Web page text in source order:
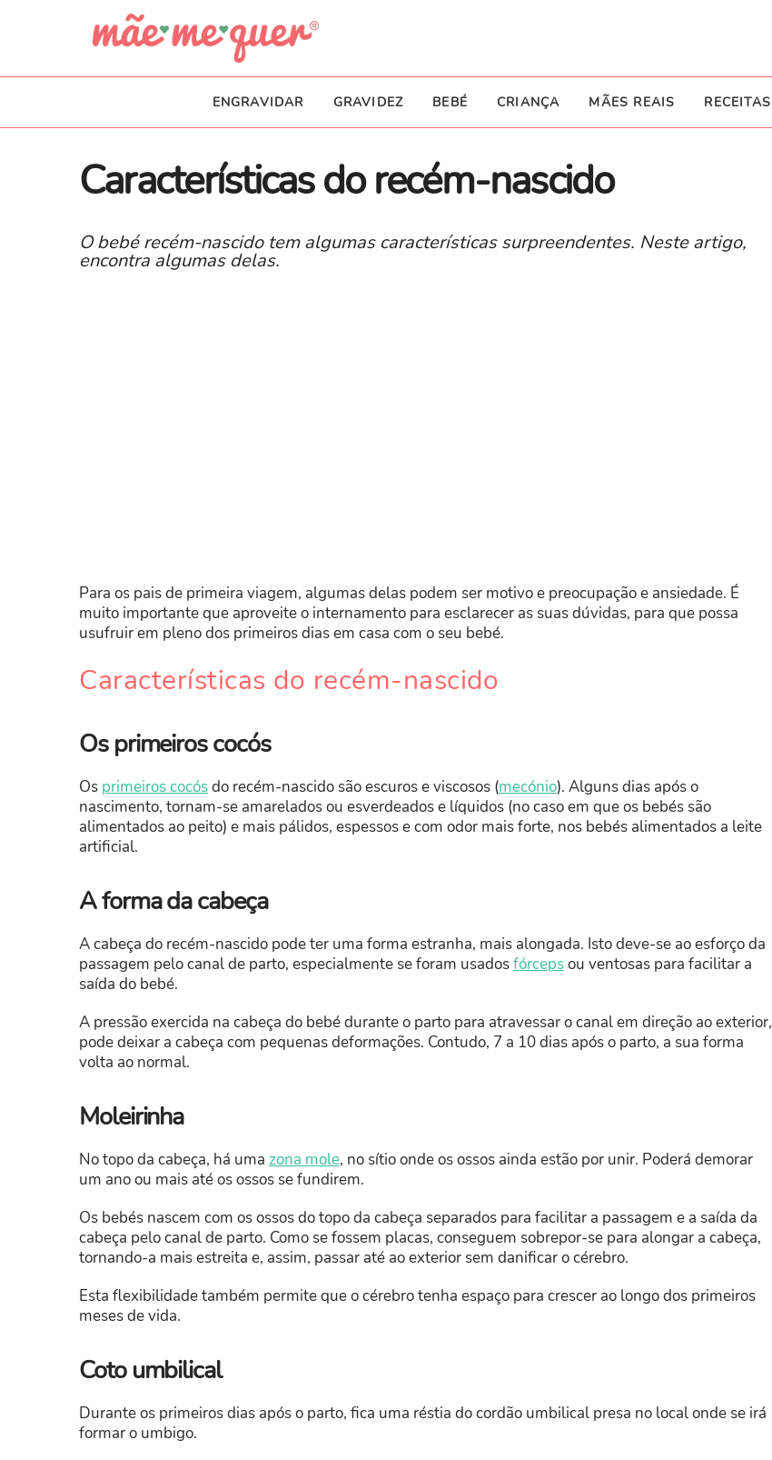
ENGRAVIDAR GRAVIDEZ BEBÉ CRIANÇA MÃES REAIS RECEITAS
Características do recém-nascido
O bebé recém-nascido tem algumas características surpreendentes. Neste artigo,
encontra algumas delas.
Para os pais de primeira viagem, algumas delas podem ser motivo e preocupação e ansiedade. É
muito importante que aproveite o internamento para esclarecer as suas dúvidas, para que possa
usufruir em pleno dos primeiros dias em casa com o seu bebé.
Características do recém-nascido
Os primeiros cocós
Os primeiros cocósdo recém-nascido são escuros e viscosos (mecónio). Alguns dias após o
nascimento, tornam-se amarelados ou esverdeados e líquidos (no caso em que os bebés são
alimentados ao peito) e mais pálidos, espessos e com odor mais forte, nos bebés alimentados a leite
artificial.
A forma da cabeça
A cabeça do recém-nascido pode ter uma forma estranha, mais alongada. Isto deve-se ao esforço da
passagem pelo canal de parto, especialmente se foram usadosfórcepsou ventosas para facilitar a
saída do bebé.
A pressão exercida na cabeça do bebé durante o parto para atravessar o canal em direção ao exterior,
pode deixar a cabeça com pequenas deformações. Contudo, 7 a 10 dias após o parto, a sua forma
volta ao normal.
Moleirinha
No topo da cabeça, há uma zona mole, no sítio onde os ossos ainda estão por unir. Poderá demorar
um ano ou mais até os ossos se fundirem.
Os bebés nascem com os ossos do topo da cabeça separados para facilitar a passagem e a saída da
cabeça pelo canal de parto. Como se fossem placas, conseguem sobrepor-se para alongar a cabeça,
tornando-a mais estreita e, assim, passar até ao exterior sem danificar o cérebro.
Esta flexibilidade também permite que o cérebro tenha espaço para crescer ao longo dos primeiros
meses de vida.
Coto umbilical
Durante os primeiros dias após o parto, fica uma réstia do cordão umbilical presa no local onde se irá
formar o umbigo.